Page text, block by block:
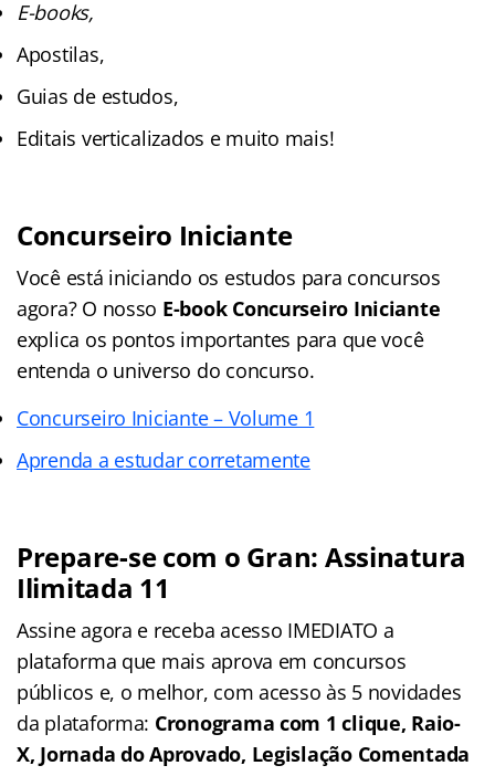
E-books,
Apostilas,
Guias de estudos,
Editais verticalizados e muito mais!
Concurseiro Iniciante
Você está iniciando os estudos para concursos
agora? O nosso E-book Concurseiro Iniciante
explica os pontos importantes para que você
entenda o universo do concurso.
Concurseiro Iniciante – Volume 1
Aprenda a estudar corretamente
Prepare-se com o Gran: Assinatura
Ilimitada 11
Assine agora e receba acesso IMEDIATO a
plataforma que mais aprova em concursos
públicos e, o melhor, com acesso às 5 novidades
da plataforma: Cronograma com 1 clique, Raio-
X, Jornada do Aprovado, Legislação Comentada